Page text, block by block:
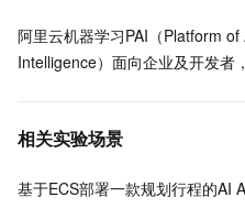
阿里云机器学习PAI（Platform of
Intelligence）面向企业及开发者
DSW云原生交互式建模平台、
征、万亿样本规模加速训练，百
相关实验场景
基于ECS部署一款规划行程的AI